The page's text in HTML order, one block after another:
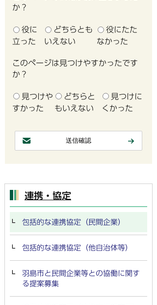
か？
役に
立った
どちらとも
いえない
役にたた
なかった
このページは見つけやすかったです
か？
見つけや
すかった
どちらと
もいえない
見つけに
くかった
連携・協定
包括的な連携協定（民間企業）
包括的な連携協定（他自治体等）
羽島市と民間企業等との協働に関す
る提案募集